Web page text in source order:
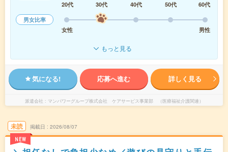
20代
30代 40代 50代
60代
男女比率
女性
男性
もっと見る
気になる! 応募へ進む 詳しく見る
派遣会社 マンパワーグループ株式会社 ケアサービス事業部 （医療福祉介護関連）
未読
NEW
掲載日 2026/08/07